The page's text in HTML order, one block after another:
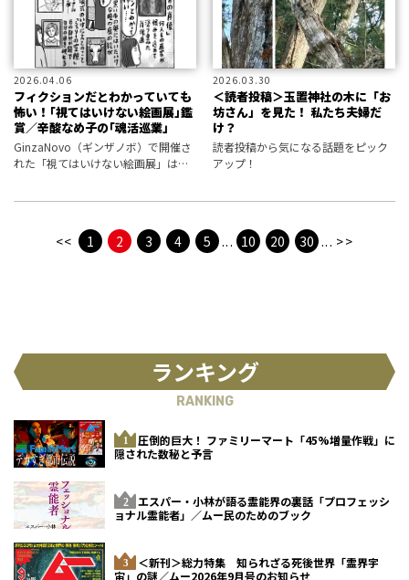
2026.04.06
フィクションだとわかっていても
怖い！｢視てはいけない絵画展｣鑑
賞／辛酸なめ子の｢魂活巡業｣
GinzaNovo（ギンザノボ）で開催さ
れた「視てはいけない絵画展」は、
定がそもそもフィクションなのです
2026.03.30
＜読者投稿＞玉置神社の木に「お
坊さん」を見た！ 私たち夫婦だ
け？
読者投稿から気になる話題をピック
アップ！
<< 1 2 3 4 5 ... 10 20 30 ... >>
ランキング
RANKING
圧倒的巨大！ ファミリーマート「45%増量作戦」に
隠された数秘と予言
エスパー・小林が語る霊能界の裏話「プロフェッシ
ョナル霊能者」／ムー民のためのブック
＜新刊＞総力特集 知られざる死後世界「霊界宇
宙」の謎／ムー2026年9月号のお知らせ